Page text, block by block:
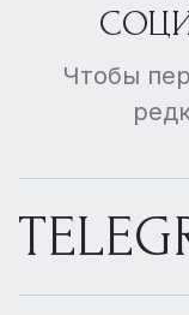
Чтобы